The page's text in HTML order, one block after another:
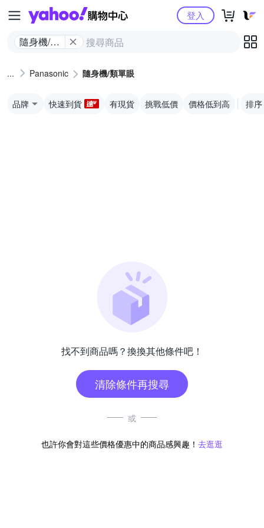
Yahoo購物中心
隨身機/類
登入
Panasonic 隨身機/類單眼
品牌 快速到貨 有現貨 挑戰低價 價格低到高 排序
找不到商品嗎？換換其他條件吧！
清除條件再搜尋
或
也許你會對這些價格優惠中的商品感興趣！ 去逛逛